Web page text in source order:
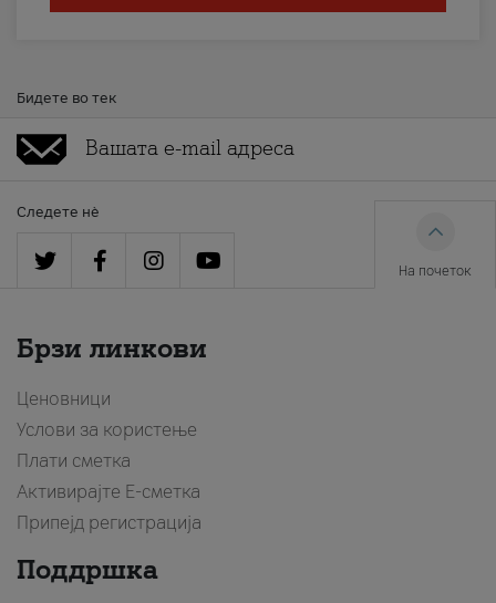
Бидете во тек
Следете нè
На почеток
Брзи линкови
Ценовници
Услови за користење
Плати сметка
Активирајте Е-сметка
Припејд регистрација
Поддршка